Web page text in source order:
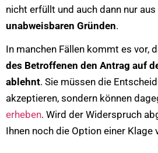
nicht erfüllt und auch dann nur aus
unabweisbaren Gründen.
In manchen Fällen kommt es vor,
des Betroffenen den Antrag auf
ablehnt. Sie müssen die
akzeptieren, sondern können
erheben. Wird der Widerspruch
Ihnen noch die Option einer Klage